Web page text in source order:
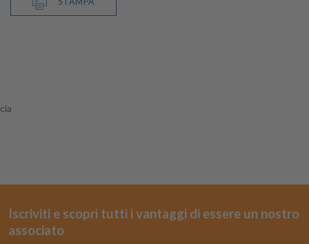
cia
Iscriviti e scopri tutti i vantaggi di essere un nostro
associato